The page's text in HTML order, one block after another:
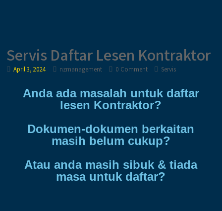
Servis Daftar Lesen Kontraktor
April 3, 2024 nzmanagement 0 Comment Servis
Anda ada masalah untuk daftar
lesen Kontraktor?
Dokumen-dokumen berkaitan
masih belum cukup?
Atau anda masih sibuk & tiada
masa untuk daftar?